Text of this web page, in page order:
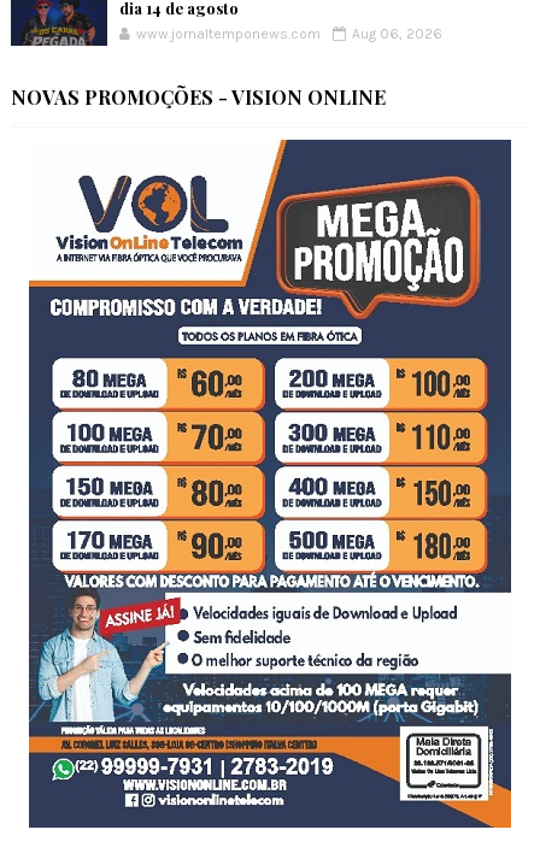
dia 14 de agosto
www.jornaltemponews.com Aug 06, 2026
NOVAS PROMOÇÕES - VISION ONLINE